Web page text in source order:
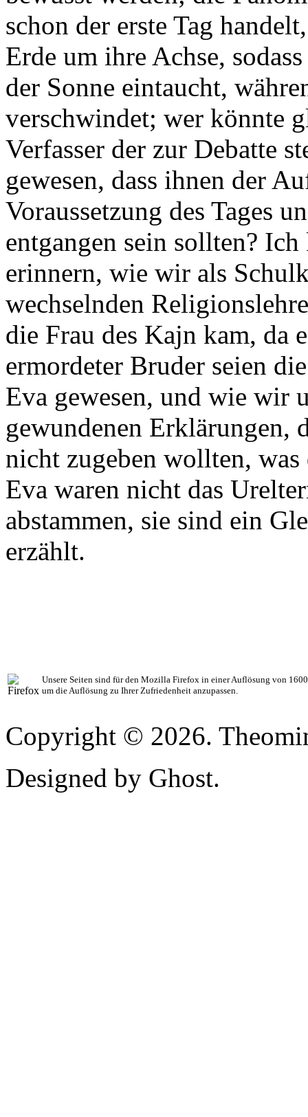
schon der erste Tag
Erde um ihre Achse,
der Sonne eintaucht,
verschwindet; wer könnte
Verfasser der zur Debatte
gewesen, dass ihnen der
Voraussetzung des Tages
entgangen sein sollten?
erinnern, wie wir als
wechselnden
die Frau des Kajn kam, da
ermordeter Bruder seien
Eva gewesen, und wie wir
gewundenen Erklärungen,
nicht zugeben wollten,
Eva waren nicht das
abstammen, sie sind ein
erzählt.
Unsere Seiten sind für den Mozilla Firefox in einer Auflösung von
um die Auflösung zu Ihrer Zufriedenheit anzupassen.
Copyright © 2026.
Designed by Ghost.